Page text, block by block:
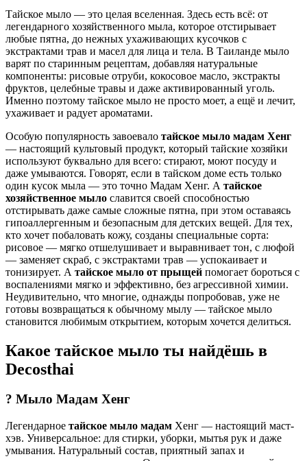
Тайское мыло — это целая вселенная. Здесь есть всё: от
легендарного хозяйственного мыла, которое отстирывает
любые пятна, до нежных ухаживающих кусочков с
экстрактами трав и масел для лица и тела. В Таиланде мыло
варят по старинным рецептам, добавляя натуральные
компоненты: рисовые отруби, кокосовое масло, экстракты
фруктов, целебные травы и даже активированный уголь.
Именно поэтому тайское мыло не просто моет, а ещё и лечит,
ухаживает и радует ароматами.
Особую популярность завоевало тайское мыло мадам Хенг
— настоящий культовый продукт, который тайские хозяйки
используют буквально для всего: стирают, моют посуду и
даже умываются. Говорят, если в тайском доме есть только
один кусок мыла — это точно Мадам Хенг. А тайское
хозяйственное мыло славится своей способностью
отстирывать даже самые сложные пятна, при этом оставаясь
гипоаллергенным и безопасным для детских вещей. Для тех,
кто хочет побаловать кожу, созданы специальные сорта:
рисовое — мягко отшелушивает и выравнивает тон, с люфой
— заменяет скраб, с экстрактами трав — успокаивает и
тонизирует. А тайское мыло от прыщей помогает бороться с
воспалениями мягко и эффективно, без агрессивной химии.
Неудивительно, что многие, однажды попробовав, уже не
готовы возвращаться к обычному мылу — тайское мыло
становится любимым открытием, которым хочется делиться.
Какое тайское мыло ты найдёшь в
Decosthai
? Мыло Мадам Хенг
Легендарное тайское мыло мадам Хенг — настоящий маст-
хэв. Универсальное: для стирки, уборки, мытья рук и даже
умывания. Натуральный состав, приятный запах и